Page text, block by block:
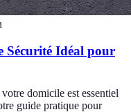
Sécurité Idéal pour
domicile est essentiel
guide pratique pour